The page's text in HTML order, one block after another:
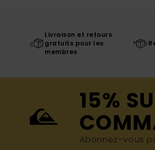
Livraison et retours
gratuits pour les
membres
15%
Abonnez-vous